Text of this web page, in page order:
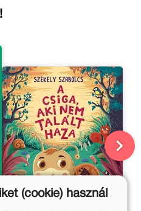
(cookie) használ